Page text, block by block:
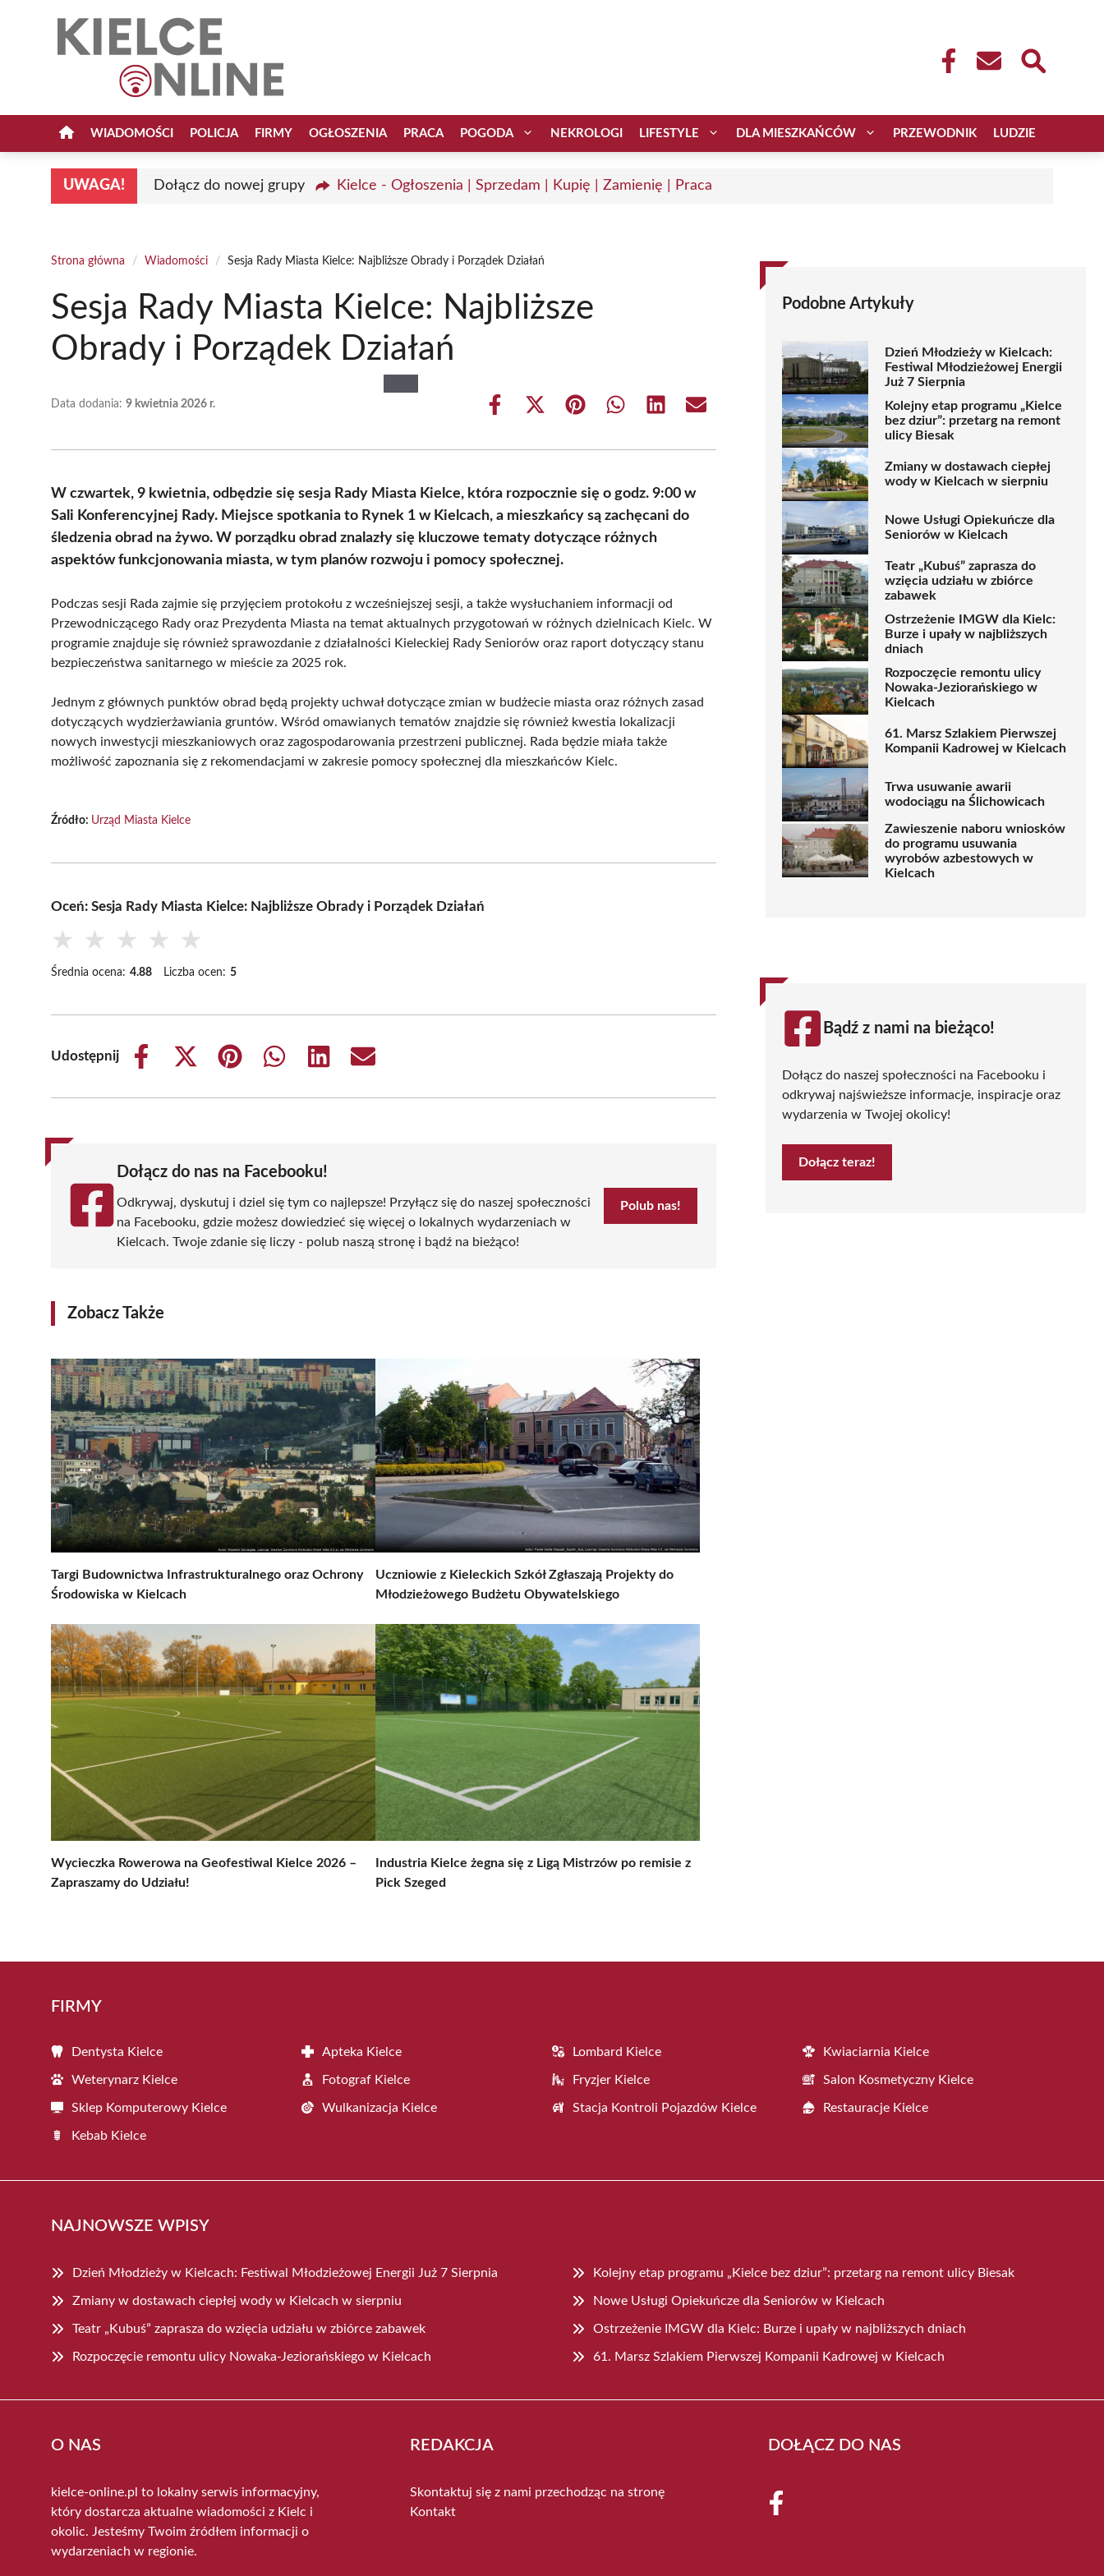
WIADOMOŚCI POLICJA FIRMY OGŁOSZENIA PRACA POGODA NEKROLOGI LIFESTYLE DLA MIESZKAŃCÓW PRZEWODNIK LUDZIE
UWAGA! Dołącz do nowej grupy Kielce - Ogłoszenia | Sprzedam | Kupię | Zamienię | Praca
Strona główna / Wiadomości / Sesja Rady Miasta Kielce: Najbliższe Obrady i Porządek Działań
Sesja Rady Miasta Kielce: Najbliższe
Obrady i Porządek Działań
Data dodania: 9 kwietnia 2026 r.
Share
Share
(Twitter)
Share Share Share Share
W czwartek, 9 kwietnia, odbędzie się sesja Rady Miasta Kielce, która rozpocznie się o godz. 9:00 w
Sali Konferencyjnej Rady. Miejsce spotkania to Rynek 1 w Kielcach, a mieszkańcy są zachęcani do
śledzenia obrad na żywo. W porządku obrad znalazły się kluczowe tematy dotyczące różnych
aspektów funkcjonowania miasta, w tym planów rozwoju i pomocy społecznej.
Podczas sesji Rada zajmie się przyjęciem protokołu z wcześniejszej sesji, a także wysłuchaniem informacji od
Przewodniczącego Rady oraz Prezydenta Miasta na temat aktualnych przygotowań w różnych dzielnicach Kielc. W
programie znajduje się również sprawozdanie z działalności Kieleckiej Rady Seniorów oraz raport dotyczący stanu
bezpieczeństwa sanitarnego w mieście za 2025 rok.
Jednym z głównych punktów obrad będą projekty uchwał dotyczące zmian w budżecie miasta oraz różnych zasad
dotyczących wydzierżawiania gruntów. Wśród omawianych tematów znajdzie się również kwestia lokalizacji
nowych inwestycji mieszkaniowych oraz zagospodarowania przestrzeni publicznej. Rada będzie miała także
możliwość zapoznania się z rekomendacjami w zakresie pomocy społecznej dla mieszkańców Kielc.
Źródło: Urząd Miasta Kielce
Oceń: Sesja Rady Miasta Kielce: Najbliższe Obrady i Porządek Działań
★ ★ ★ ★ ★
Średnia ocena: 4.88 Liczba ocen: 5
Udostępnij
Share
Share
(Twitter)
Share
Share
Share
Share
Dołącz do nas na Facebooku!
Odkrywaj, dyskutuj i dziel się tym co najlepsze! Przyłącz się do naszej społeczności
na Facebooku, gdzie możesz dowiedzieć się więcej o lokalnych wydarzeniach w
Kielcach. Twoje zdanie się liczy - polub naszą stronę i bądź na bieżąco!
Polub nas!
Zobacz Także
Targi Budownictwa Infrastrukturalnego oraz Ochrony
Środowiska w Kielcach
Uczniowie z Kieleckich Szkół Zgłaszają Projekty do
Młodzieżowego Budżetu Obywatelskiego
Wycieczka Rowerowa na Geofestiwal Kielce 2026 –
Zapraszamy do Udziału!
Industria Kielce żegna się z Ligą Mistrzów po remisie z
Pick Szeged
Podobne Artykuły
Dzień Młodzieży w Kielcach:
Festiwal Młodzieżowej Energii
Już 7 Sierpnia
Kolejny etap programu „Kielce
bez dziur”: przetarg na remont
ulicy Biesak
Zmiany w dostawach ciepłej
wody w Kielcach w sierpniu
Nowe Usługi Opiekuńcze dla
Seniorów w Kielcach
Teatr „Kubuś” zaprasza do
wzięcia udziału w zbiórce
zabawek
Ostrzeżenie IMGW dla Kielc:
Burze i upały w najbliższych
dniach
Rozpoczęcie remontu ulicy
Nowaka-Jeziorańskiego w
Kielcach
61. Marsz Szlakiem Pierwszej
Kompanii Kadrowej w Kielcach
Trwa usuwanie awarii
wodociągu na Ślichowicach
Zawieszenie naboru wniosków
do programu usuwania
wyrobów azbestowych w
Kielcach
Bądź z nami na bieżąco!
Dołącz do naszej społeczności na Facebooku i
odkrywaj najświeższe informacje, inspiracje oraz
wydarzenia w Twojej okolicy!
Dołącz teraz!
FIRMY
Dentysta Kielce Apteka Kielce Lombard Kielce Kwiaciarnia Kielce
Weterynarz Kielce Fotograf Kielce Fryzjer Kielce Salon Kosmetyczny Kielce
Sklep Komputerowy Kielce Wulkanizacja Kielce Stacja Kontroli Pojazdów Kielce Restauracje Kielce
Kebab Kielce
NAJNOWSZE WPISY
Dzień Młodzieży w Kielcach: Festiwal Młodzieżowej Energii Już 7 Sierpnia Kolejny etap programu „Kielce bez dziur”: przetarg na remont ulicy Biesak
Zmiany w dostawach ciepłej wody w Kielcach w sierpniu Nowe Usługi Opiekuńcze dla Seniorów w Kielcach
Teatr „Kubuś” zaprasza do wzięcia udziału w zbiórce zabawek Ostrzeżenie IMGW dla Kielc: Burze i upały w najbliższych dniach
Rozpoczęcie remontu ulicy Nowaka-Jeziorańskiego w Kielcach 61. Marsz Szlakiem Pierwszej Kompanii Kadrowej w Kielcach
O NAS
kielce-online.pl to lokalny serwis informacyjny,
który dostarcza aktualne wiadomości z Kielc i
okolic. Jesteśmy Twoim źródłem informacji o
wydarzeniach w regionie.
REDAKCJA
Skontaktuj się z nami przechodząc na stronę
Kontakt
DOŁĄCZ DO NAS